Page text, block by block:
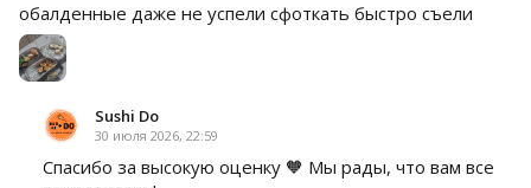
обалденные даже не успели сфоткать быстро съели
Sushi Do
30 июля 2026, 22:59
Спасибо за высокую оценку 🧡 Мы рады, что вам все